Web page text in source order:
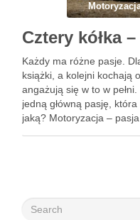
Cztery kółka
Każdy ma różne pasje.
książki, a kolejni kochają
angażują się w to w
jedną główną pasję,
jaką? Motoryzacja –